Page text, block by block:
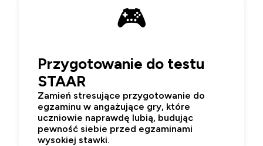
🎮
Przygotowanie do testu
STAAR
Zamień stresujące przygotowanie do
egzaminu w angażujące gry, które
uczniowie naprawdę lubią, budując
pewność siebie przed egzaminami
wysokiej stawki.